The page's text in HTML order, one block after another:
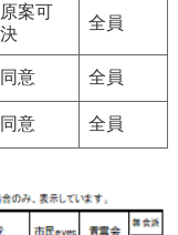
原案可
決
全員
同意 全員
同意 全員